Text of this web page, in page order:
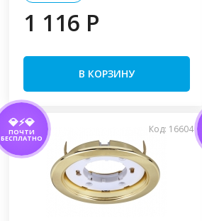
1 116 P
В КОРЗИНУ
💎⚡💎
ПОЧТИ
БЕСПЛАТНО
Код: 16604